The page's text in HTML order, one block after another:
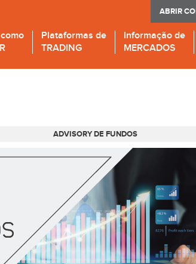
ABRIR
Plataformas de
TRADING
Informação de
MERCADOS
ADVISORY DE FUNDOS